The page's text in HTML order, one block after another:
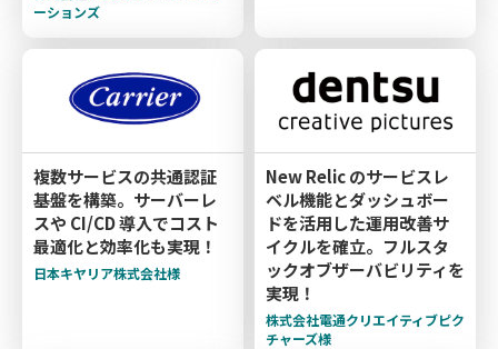
ーションズ
複数サービスの共通認証
基盤を構築。サーバーレ
スや CI/CD 導入でコスト
最適化と効率化も実現！
日本キヤリア株式会社様
New Relic のサービスレ
ベル機能とダッシュボー
ドを活用した運用改善サ
イクルを確立。フルスタ
ックオブザーバビリティを
実現！
株式会社電通クリエイティブピク
チャーズ様